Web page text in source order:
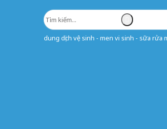
dung dịch vệ sinh - men vi sinh - sữa rửa